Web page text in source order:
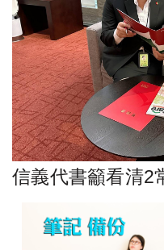
信義代書籲看清2